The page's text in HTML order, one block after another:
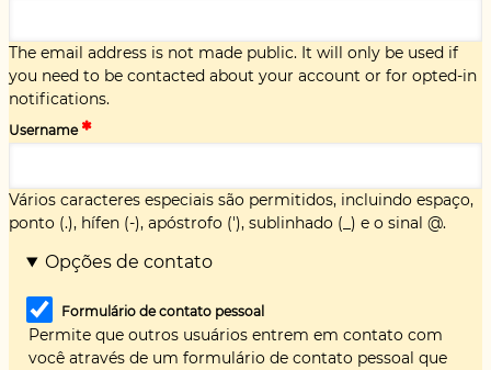
The email address is not made public. It will only be used if
you need to be contacted about your account or for opted-in
notifications.
Username
Vários caracteres especiais são permitidos, incluindo espaço,
ponto (.), hífen (-), apóstrofo ('), sublinhado (_) e o sinal @.
Opções de contato
Formulário de contato pessoal
Permite que outros usuários entrem em contato com
você através de um formulário de contato pessoal que